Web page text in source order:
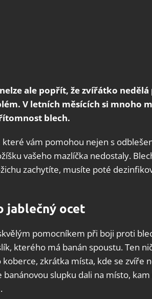
ale popřít, že zvířátko nedělá
V letních měsících si mnoho
blech.
vám pomohou nejen s
vašeho mazlíčka nedostaly.
zachytíte, musíte poté
jablečný ocet
pomocníkem při boji proti
kterého má banán spoustu. Ten
zkrátka místa, kde se zvíře
slupku dali na místo,